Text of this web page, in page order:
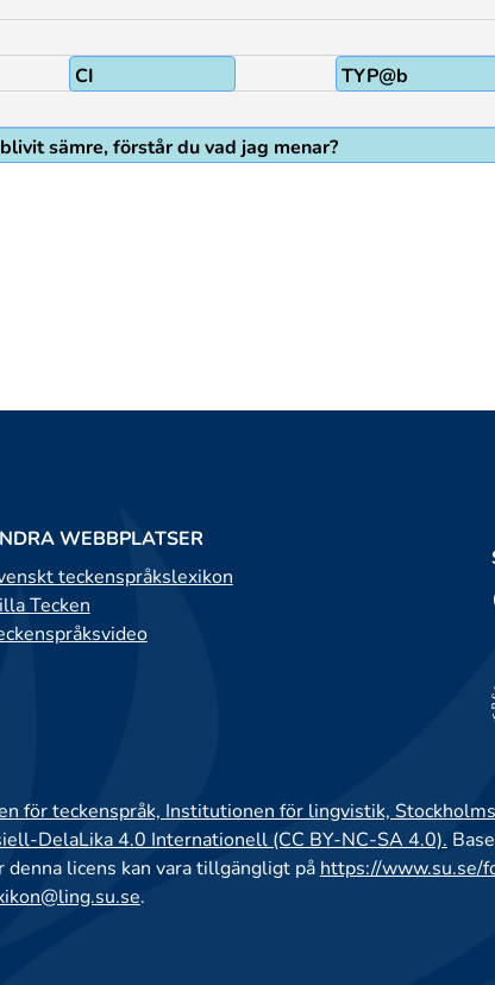
CI TYP@b
sämre, förstår du vad jag menar?
WEBBPLATSER
teckenspråkslexikon
Tecken
för teckenspråk, Institutionen för lingvistik,
DelaLika 4.0 Internationell (CC BY-NC-SA 4.0).
licens kan vara tillgängligt på https://www.su.se/
.